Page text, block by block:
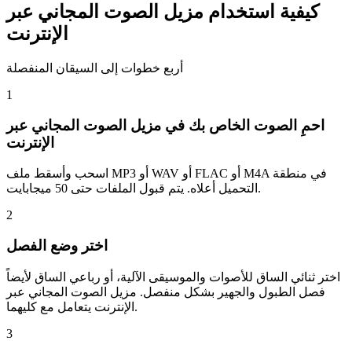
كيفية استخدام مزيل الصوت المجاني عبر
الإنترنت
أربع خطوات إلى السيقان المنفصلة
1
احمِ الصوت الخاص بك في مزيل الصوت المجاني عبر
الإنترنت
اسحب وأسقط ملف MP3 أو WAV أو FLAC أو M4A في منطقة
التحميل أعلاه. يتم قبول الملفات حتى 50 ميجابايت.
2
اختر وضع الفصل
اختر ثنائي الساق للأصوات والموسيقى الآلية، أو رباعي الساق لأيضاً
فصل الطبول والجهير بشكل منفصل. مزيل الصوت المجاني عبر
الإنترنت يتعامل مع كليهما.
3